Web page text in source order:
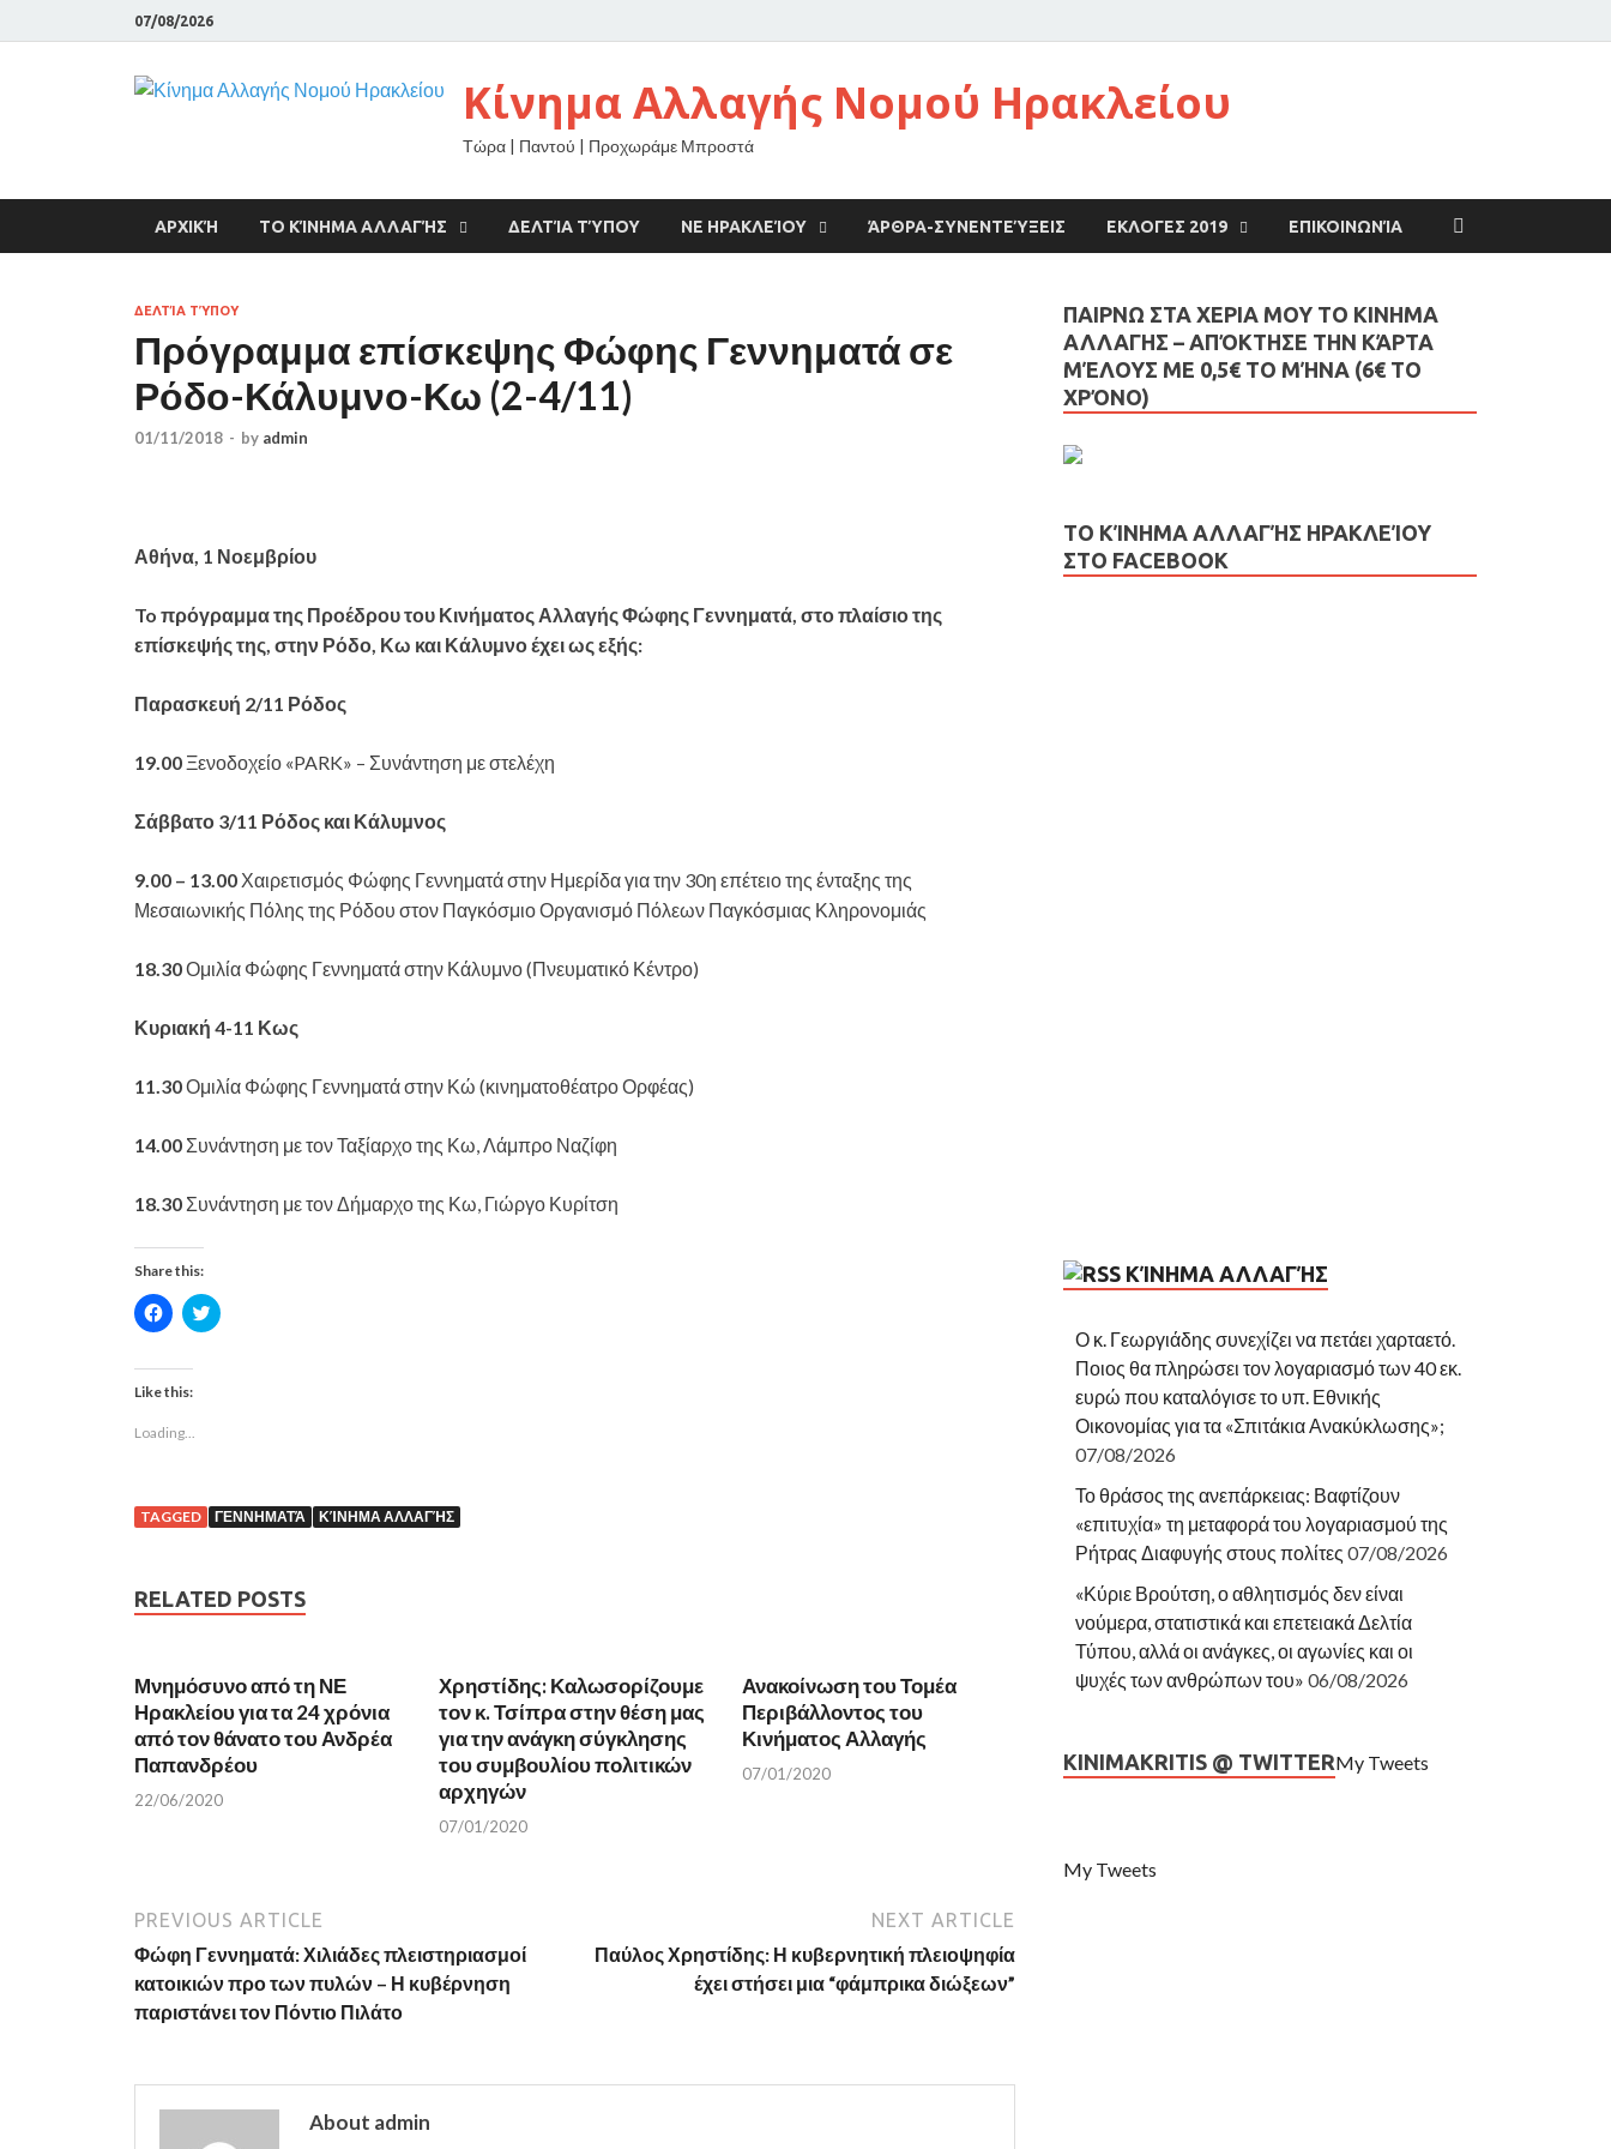
07/08/2026
Κίνημα Αλλαγής Νομού Ηρακλείου
Τώρα | Παντού | Προχωράμε Μπροστά
ΑΡΧΙΚΉ ΤΟ ΚΊΝΗΜΑ ΑΛΛΑΓΉΣ ΔΕΛΤΊΑ ΤΎΠΟΥ ΝΕ ΗΡΑΚΛΕΊΟΥ ΆΡΘΡΑ-ΣΥΝΕΝΤΕΎΞΕΙΣ ΕΚΛΟΓΕΣ 2019 ΕΠΙΚΟΙΝΩΝΊΑ
ΔΕΛΤΊΑ ΤΎΠΟΥ
Πρόγραμμα επίσκεψης Φώφης Γεννηματά σε
Ρόδο-Κάλυμνο-Κω (2-4/11)
01/11/2018 - by admin
Αθήνα, 1 Νοεμβρίου
To πρόγραμμα της Προέδρου του Κινήματος Αλλαγής Φώφης Γεννηματά, στο πλαίσιο της
επίσκεψής της, στην Ρόδο, Κω και Κάλυμνο έχει ως εξής:
Παρασκευή 2/11 Ρόδος
19.00 Ξενοδοχείο «PARK» – Συνάντηση με στελέχη
Σάββατο 3/11 Ρόδος και Κάλυμνος
9.00 – 13.00 Χαιρετισμός Φώφης Γεννηματά στην Ημερίδα για την 30η επέτειο της ένταξης της
Μεσαιωνικής Πόλης της Ρόδου στον Παγκόσμιο Οργανισμό Πόλεων Παγκόσμιας Κληρονομιάς
18.30Ομιλία Φώφης Γεννηματά στην Κάλυμνο (Πνευματικό Κέντρο)
Κυριακή 4-11 Κως
11.30Ομιλία Φώφης Γεννηματά στην Κώ (κινηματοθέατρο Ορφέας)
14.00 Συνάντηση με τον Ταξίαρχο της Κω, Λάμπρο Ναζίφη
18.30 Συνάντηση με τον Δήμαρχο της Κω, Γιώργο Κυρίτση
Share this:
C
l
k
t
o
h
n
F
b
o
o
p
e
n
s
i
n
n
e
w
)
C
l
n
T
t
e
r
e
n
s
i
n
n
e
w
w
Like this:
Loading...
TAGGED ΓΕΝΝΗΜΑΤΆ ΚΊΝΗΜΑ ΑΛΛΑΓΉΣ
RELATED POSTS
Μνημόσυνο από τη ΝΕ
Ηρακλείου για τα 24 χρόνια
από τον θάνατο του Ανδρέα
Παπανδρέου
22/06/2020
Χρηστίδης: Καλωσορίζουμε
τον κ. Τσίπρα στην θέση μας
για την ανάγκη σύγκλησης
του συμβουλίου πολιτικών
αρχηγών
07/01/2020
Ανακοίνωση του Τομέα
Περιβάλλοντος του
Κινήματος Αλλαγής
07/01/2020
PREVIOUS ARTICLE
Φώφη Γεννηματά: Χιλιάδες πλειστηριασμοί
κατοικιών προ των πυλών – Η κυβέρνηση
παριστάνει τον Πόντιο Πιλάτο
NEXT ARTICLE
Παύλος Χρηστίδης: Η κυβερνητική πλειοψηφία
έχει στήσει μια “φάμπρικα διώξεων”
About admin
ΠΑΙΡΝΩ ΣΤΑ ΧΕΡΙΑ ΜΟΥ ΤΟ ΚΙΝΗΜΑ
ΑΛΛΑΓΗΣ – AΠΌΚΤΗΣΕ ΤΗΝ ΚΆΡΤΑ
ΜΈΛΟΥΣ ΜΕ 0,5€ ΤΟ ΜΉΝΑ (6€ ΤΟ
ΧΡΌΝΟ)
ΤΟ ΚΊΝΗΜΑ ΑΛΛΑΓΉΣ ΗΡΑΚΛΕΊΟΥ
ΣΤΟ FACEBOOK
ΚΊΝΗΜΑ ΑΛΛΑΓΉΣ
Ο κ. Γεωργιάδης συνεχίζει να πετάει χαρταετό.
Ποιος θα πληρώσει τον λογαριασμό των 40 εκ.
ευρώ που καταλόγισε το υπ. Εθνικής
Οικονομίας για τα «Σπιτάκια Ανακύκλωσης»;
07/08/2026
Το θράσος της ανεπάρκειας: Βαφτίζουν
«επιτυχία» τη μεταφορά του λογαριασμού της
Ρήτρας Διαφυγής στους πολίτες 07/08/2026
«Κύριε Βρούτση, ο αθλητισμός δεν είναι
νούμερα, στατιστικά και επετειακά Δελτία
Τύπου, αλλά οι ανάγκες, οι αγωνίες και οι
ψυχές των ανθρώπων του» 06/08/2026
KINIMAKRITIS @ TWITTERMy Tweets
My Tweets